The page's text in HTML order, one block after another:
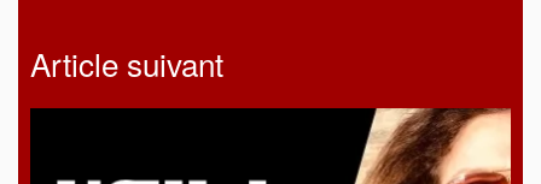
Article suivant